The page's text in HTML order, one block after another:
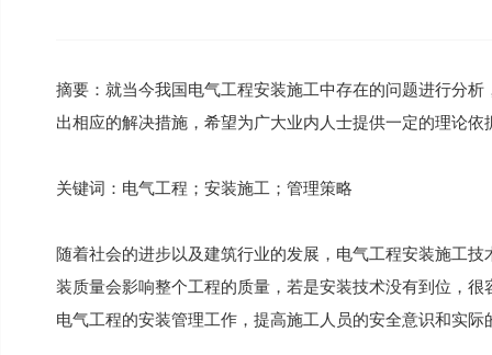
摘要：就当今我国电气工程安装施工中存在的问题进行分
出相应的解决措施，希望为广大业内人士提供一定的理论依
关键词：电气工程；安装施工；管理策略
随着社会的进步以及建筑行业的发展，电气工程安装施工
装质量会影响整个工程的质量，若是安装技术没有到位，
电气工程的安装管理工作，提高施工人员的安全意识和实际